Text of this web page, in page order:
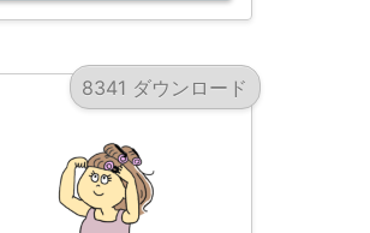
8341 ダウンロード